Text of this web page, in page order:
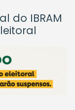
do IBRAM